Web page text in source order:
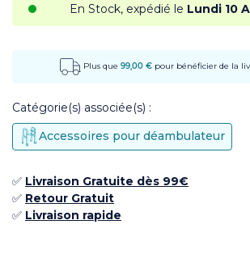
En Stock, expédié le Lundi 10
Plus que 99,00 € pour bénéficier de la
Catégorie(s) associée(s) :
Accessoires pour déambulateur
✅ Livraison Gratuite dès 99€
✅ ​ Retour Gratuit
✅​ Livraison rapide